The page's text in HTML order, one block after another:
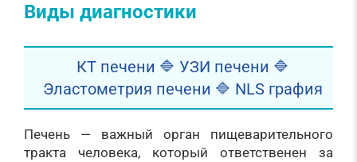
Виды диагностики
КТ печени 🔷 УЗИ печени 🔷
Эластометрия печени 🔷 NLS графия
Печень — важный орган пищеварительного
тракта человека, который ответственен за